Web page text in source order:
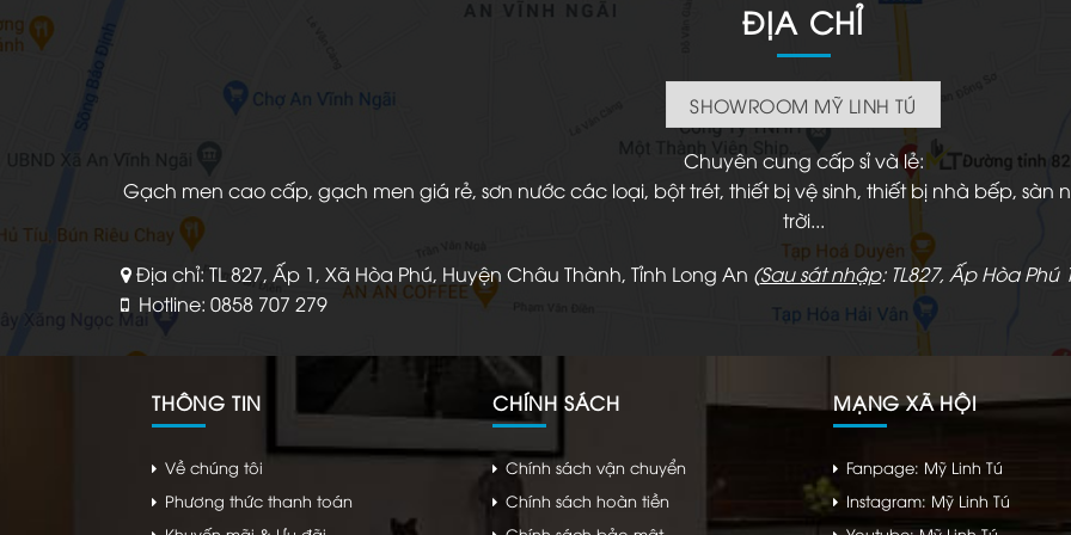
ĐỊA CHỈ
SHOWROOM MỸ LINH TÚ
Chuyên cung cấp sỉ và lẻ:
Gạch men cao cấp, gạch men giá rẻ, sơn nước các loại, bột trét, thiết bị vệ sinh, thiết bị nhà bếp,
trời...
Địa chỉ: TL 827, Ấp 1, Xã Hòa Phú, Huyện Châu Thành, Tỉnh Long An (Sau sát nhập: TL827, Ấp Hòa Phú
Hotline: 0858 707 279
THÔNG TIN
Về chúng tôi
Phương thức thanh toán
CHÍNH SÁCH
Chính sách vận chuyển
Chính sách hoàn tiền
MẠNG XÃ HỘI
Fanpage: Mỹ Linh Tú
Instagram: Mỹ Linh Tú